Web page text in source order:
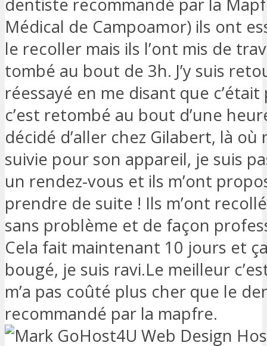
dentiste recommandé par la
Médical de Campoamor) ils ont
le recoller mais ils l’ont mis de
tombé au bout de 3h. J’y suis
réessayé en me disant que c’était
c’est retombé au bout d’une
décidé d’aller chez Gilabert, là où
suivie pour son appareil, je suis
un rendez-vous et ils m’ont
prendre de suite ! Ils m’ont
sans problème et de façon
Cela fait maintenant 10 jours et ça
bougé, je suis ravi.Le meilleur
m’a pas coûté plus cher que le
recommandé par la mapfre.